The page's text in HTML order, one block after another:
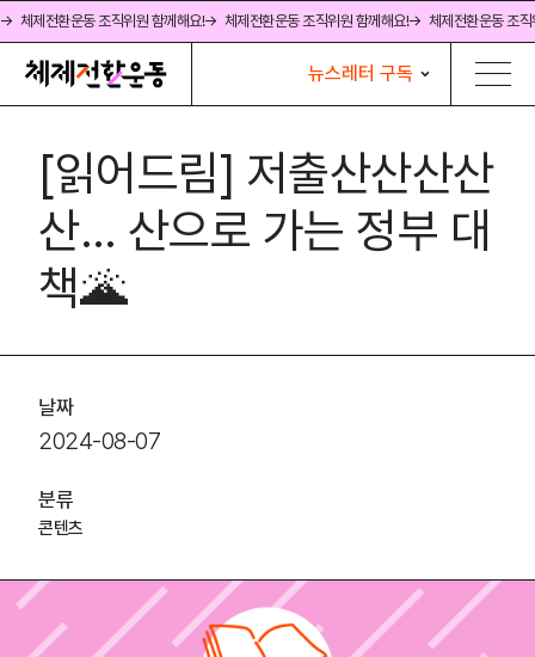
→ 체제전환운동 조직위원 함께해요!→ 체제전환운동 조직위원 함께해요!→ 체제전환운동 조직
뉴스레터 구독
[읽어드림] 저출산산산산
산… 산으로 가는 정부 대
책🌋
날짜
2024-08-07
분류
콘텐츠